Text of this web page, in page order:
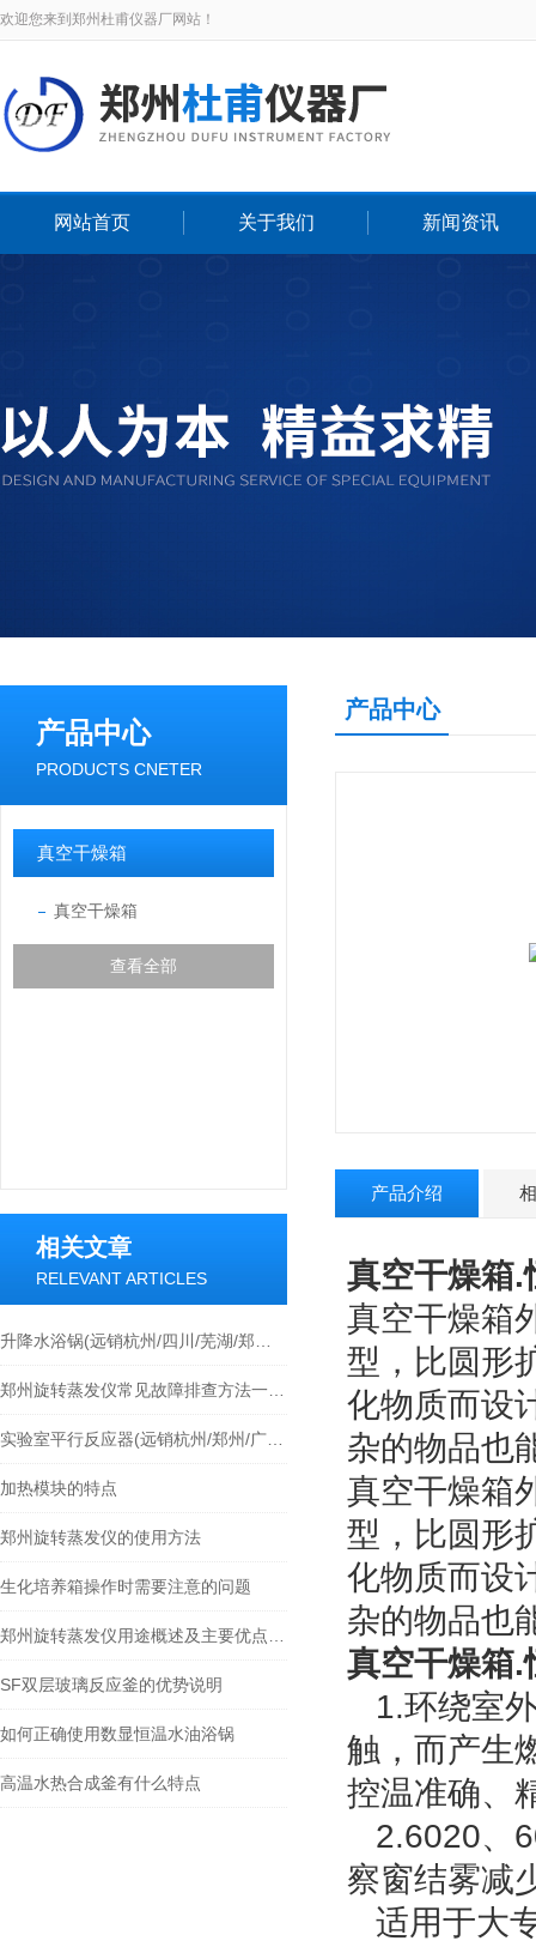
欢迎您来到郑州杜甫仪器厂网站！
网站首页 关于我们 新闻资讯
产品中心
PRODUCTS CNETER
真空干燥箱
真空干燥箱
查看全部
相关文章
RELEVANT ARTICLES
加热模块的特点
郑州旋转蒸发仪的使用方法
生化培养箱操作时需要注意的问题
SF双层玻璃反应釜的优势说明
如何正确使用数显恒温水油浴锅
高温水热合成釜有什么特点
产品中心
产品介绍
真空干燥箱.
真空干燥箱
型，比圆形
化物质而设
杂的物品也
真空干燥箱
型，比圆形
化物质而设
杂的物品也
真空干燥箱.
1.环绕室
触，而产生
控温准确、
2.6020、
察窗结雾减
适用于大